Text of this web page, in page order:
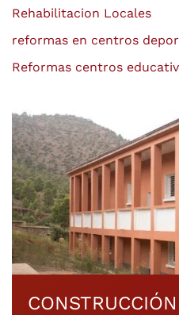
Rehabilitacion Locales
reformas en centros
Reformas centros